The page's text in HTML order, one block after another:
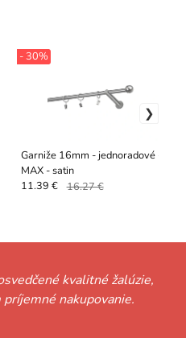
Garniže 16mm - jednoradové -
MAX - satin
- 30%
11.39 € 16.27 €
kvalitné žalúzie,
nakupovanie.